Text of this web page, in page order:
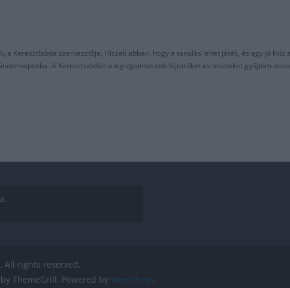
a Keresztlabda szerkesztője. Hiszek abban, hogy a tanulás lehet játék, és egy jó
A Keresztlabdán a legizgalmasabb fejtörőket és teszteket gyűjtöm
. All rights reserved.
by ThemeGrill. Powered by WordPress.